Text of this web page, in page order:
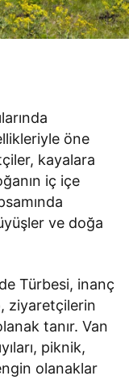
öne
kayalara
iç içe
ve doğa
Türbesi, inanç
ziyaretçilerin
tanır. Van
piknik,
olanaklar